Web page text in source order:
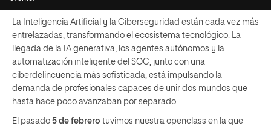
La Inteligencia Artificial y la Ciberseguridad están cada vez más
entrelazadas, transformando el ecosistema tecnológico. La
llegada de la IA generativa, los agentes autónomos y la
automatización inteligente del SOC, junto con una
ciberdelincuencia más sofisticada, está impulsando la
demanda de profesionales capaces de unir dos mundos que
hasta hace poco avanzaban por separado.
El pasado 5 de febrero tuvimos nuestra openclass en la que